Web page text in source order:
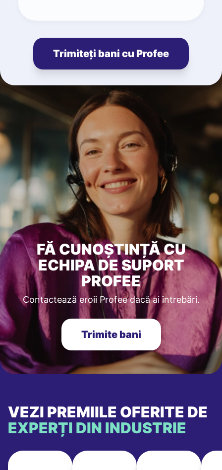
Trimiteți bani cu Profee
FĂ CUNOȘTINȚĂ CU
ECHIPA DE SUPORT
PROFEE
Contactează eroii Profee dacă ai întrebări.
Trimite bani
VEZI PREMIILE OFERITE DE
EXPERȚI DIN INDUSTRIE